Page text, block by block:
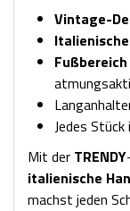
Vintage-
Jedes
Mit der TRENDY
italienische
machst jeden